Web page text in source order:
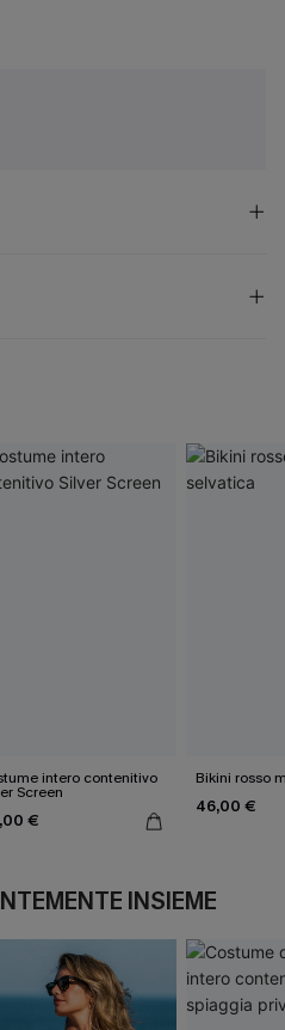
intero contenitivo
Screen
€
Bikini rosso
46,00 €
INSIEME